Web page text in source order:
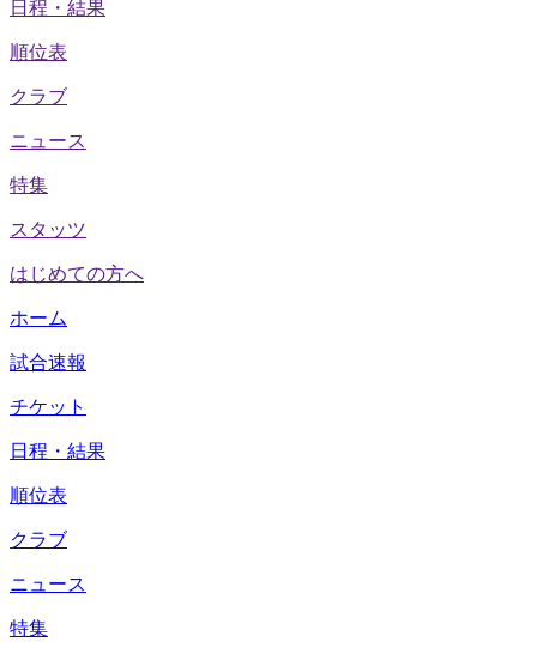
日程・結果
順位表
クラブ
ニュース
特集
スタッツ
はじめての方へ
ホーム
試合速報
チケット
日程・結果
順位表
クラブ
ニュース
特集